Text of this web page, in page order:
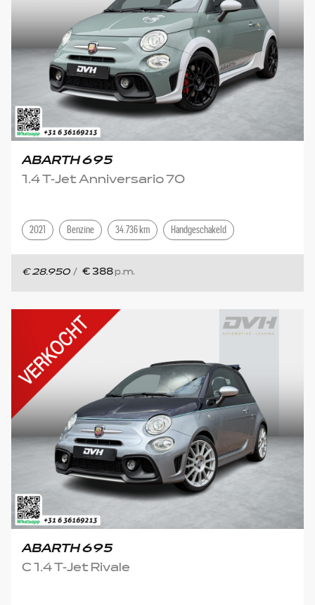
ABARTH 695
1.4 T-Jet Anniversario 70
2021 Benzine 34.736 km Handgeschakeld
€ 28.950 / € 388p.m.
ABARTH 695
C 1.4 T-Jet Rivale